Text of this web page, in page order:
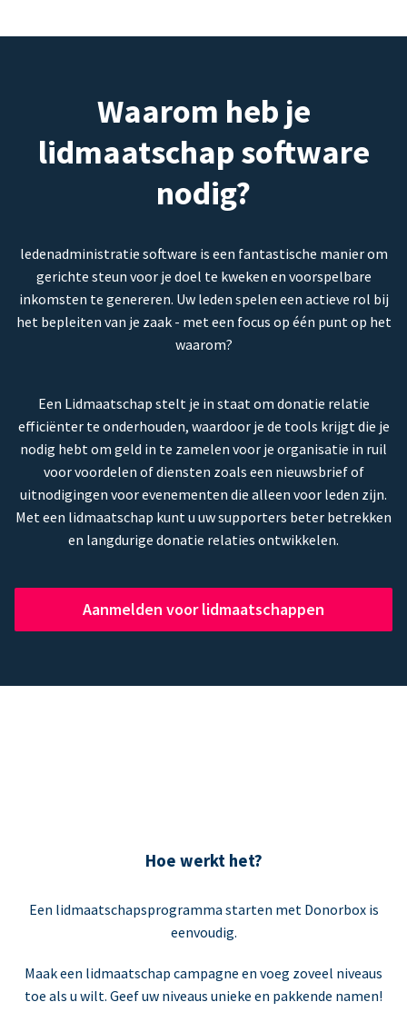
Waarom heb je
lidmaatschap software
nodig?
ledenadministratie software is een fantastische manier om
gerichte steun voor je doel te kweken en voorspelbare
inkomsten te genereren. Uw leden spelen een actieve rol bij
het bepleiten van je zaak - met een focus op één punt op het
waarom?
Een Lidmaatschap stelt je in staat om donatie relatie
efficiënter te onderhouden, waardoor je de tools krijgt die je
nodig hebt om geld in te zamelen voor je organisatie in ruil
voor voordelen of diensten zoals een nieuwsbrief of
uitnodigingen voor evenementen die alleen voor leden zijn.
Met een lidmaatschap kunt u uw supporters beter betrekken
en langdurige donatie relaties ontwikkelen.
Aanmelden voor lidmaatschappen
Hoe werkt het?
Een lidmaatschapsprogramma starten met Donorbox is
eenvoudig.
Maak een lidmaatschap campagne en voeg zoveel niveaus
toe als u wilt. Geef uw niveaus unieke en pakkende namen!